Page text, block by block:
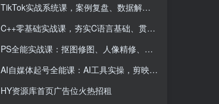
TikTok实战系统课，案例复盘、数据解析、运营执行，从0到1构建千万级电商体系（更新）
C++零基础实战课，夯实C语言基础、贯穿游戏项目、掌握开发思维，学成可挑战月薪15K+岗位
PS全能实战课：抠图修图、人像精修、电商美工，0基础变身设计达人
AI自媒体起号全能课：AI工具实操，剪映技巧，多平台带货，0基础快速变现
HY资源库首页广告位火热招租